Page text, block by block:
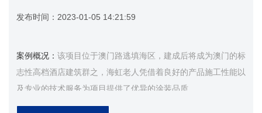
发布时间： 2023-01-05 14:21:59
案例概况： 该项目位于澳门路逃填海区，建成后将成为澳门的标
志性高档酒店建筑群之，海虹老人凭借着良好的产品施工性能以
及专业的技术服务为项目提供了优异的涂装品质